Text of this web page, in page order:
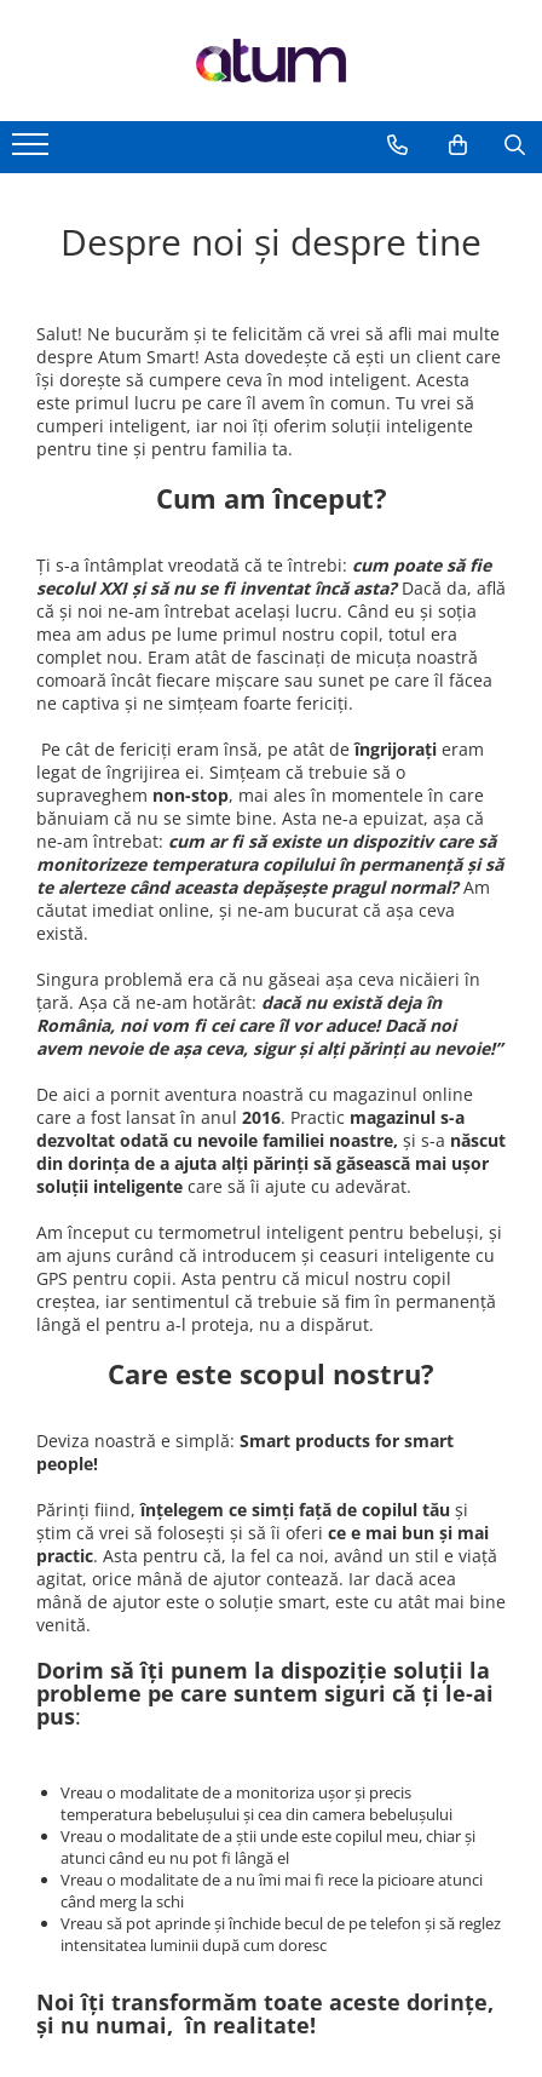
Ceas Inteligent Pentru Copii
Accesorii Ceas Inteligent
Articole cu Incalzire Electrica
Termometru Camera Copii
Despre noi și despre tine
Salut! Ne bucurăm și te felicităm că vrei să afli mai multe
despre Atum Smart! Asta dovedește că ești un client care
își dorește să cumpere ceva în mod inteligent. Acesta
este primul lucru pe care îl avem în comun. Tu vrei să
cumperi inteligent, iar noi îți oferim soluții inteligente
pentru tine și pentru familia ta.
Cum am început?
Ți s-a întâmplat vreodată că te întrebi: cum poate să fie
secolul XXI și să nu se fi inventat încă asta?Dacă da, află
că și noi ne-am întrebat același lucru. Când eu și soția
mea am adus pe lume primul nostru copil, totul era
complet nou. Eram atât de fascinați de micuța noastră
comoară încât fiecare mișcare sau sunet pe care îl făcea
ne captiva și ne simțeam foarte fericiți.
Pe cât de fericiți eram însă, pe atât deîngrijorați eram
legat de îngrijirea ei. Simțeam că trebuie să o
supraveghem non-stop, mai ales în momentele în care
bănuiam că nu se simte bine. Asta ne-a epuizat, așa că
ne-am întrebat: cum ar fi să existe un dispozitiv care să
monitorizeze temperatura copilului în permanență și să
te alerteze când aceasta depășește pragul normal?Am
căutat imediat online, și ne-am bucurat că așa ceva
există.
Singura problemă era că nu găseai așa ceva nicăieri în
țară. Așa că ne-am hotărât: dacă nu există deja în
România, noi vom fi cei care îl vor aduce! Dacă noi
avem nevoie de așa ceva, sigur și alți părinți au nevoie!”
De aici a pornit aventura noastră cu magazinul online
care a fost lansat în anul 2016. Practic magazinul s-a
dezvoltat odată cu nevoile familiei noastre, și s-a născut
din dorința de a ajuta alți părinți să găsească mai ușor
soluții inteligente care să îi ajute cu adevărat.
Am început cu termometrul inteligent pentru bebeluși, și
am ajuns curând că introducem și ceasuri inteligente cu
GPS pentru copii. Asta pentru că micul nostru copil
creștea, iar sentimentul că trebuie să fim în permanență
lângă el pentru a-l proteja, nu a dispărut.
Care este scopul nostru?
Deviza noastră e simplă: Smart products for smart
people!
Părinți fiind,înțelegem ce simți față de copilul tău și
știm că vrei să folosești și să îi oferi ce e mai bun și mai
practic. Asta pentru că, la fel ca noi, având un stil e viață
agitat, orice mână de ajutor contează. Iar dacă acea
mână de ajutor este o soluție smart, este cu atât mai bine
venită.
Dorim să îți punem la dispoziție soluții la
probleme pe care suntem siguri că ți le-ai
pus:
Vreau o modalitate de a monitoriza ușor și precis
temperatura bebelușului și cea din camera bebelușului
Vreau o modalitate de a știi unde este copilul meu, chiar și
atunci când eu nu pot fi lângă el
Vreau o modalitate de a nu îmi mai fi rece la picioare atunci
când merg la schi
Vreau să pot aprinde și închide becul de pe telefon și să reglez
intensitatea luminii după cum doresc
Noi îți transformăm toate aceste dorințe,
și nu numai, în realitate!